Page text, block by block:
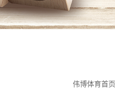
伟博体育首页